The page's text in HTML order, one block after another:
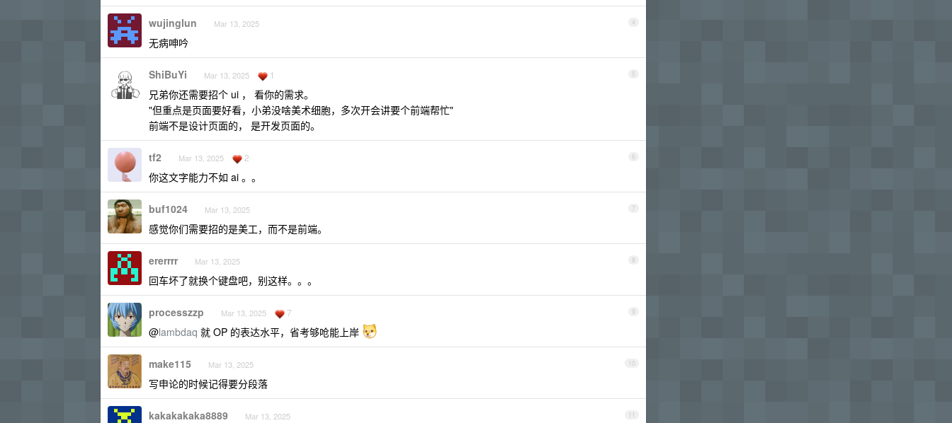
4
wujinglun Mar 13, 2025
无病呻吟
5
ShiBuYi Mar 13, 2025 1
兄弟你还需要招个 ui ， 看你的需求。
"但重点是页面要好看，小弟没啥美术细胞，多次开会讲要个前端帮忙"
前端不是设计页面的， 是开发页面的。
6
tf2 Mar 13, 2025 2
你这文字能力不如 ai 。。
7
buf1024 Mar 13, 2025
感觉你们需要招的是美工，而不是前端。
8
ererrrr Mar 13, 2025
回车坏了就换个键盘吧，别这样。。。
9
processzzp Mar 13, 2025 7
@lambdaq 就 OP 的表达水平，省考够呛能上岸
10
make115 Mar 13, 2025
写申论的时候记得要分段落
11
kakakakaka8889 Mar 13, 2025